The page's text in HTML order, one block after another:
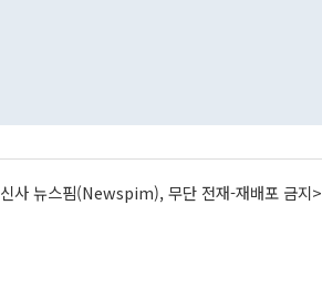
사 뉴스핌(Newspim), 무단 전재-재배포 금지>